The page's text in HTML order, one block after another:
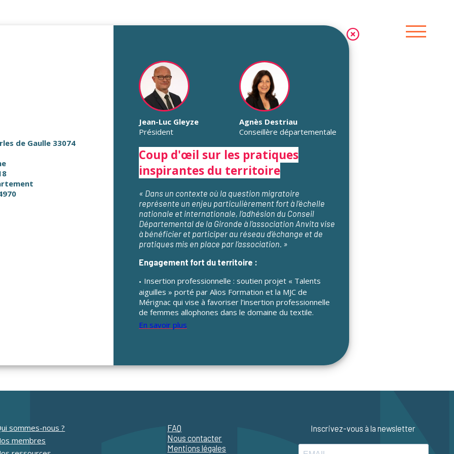
de Gaulle 33074
Jean-Luc Gleyze
Président
Agnès Destriau
Conseillère départementale
Coup d'œil sur les pratiques
inspirantes du territoire
« Dans un contexte où la question migratoire
représente un enjeu particulièrement fort à l’échelle
nationale et internationale, l’adhésion du Conseil
Départemental de la Gironde à l’association Anvita vise
à bénéficier et participer au réseau d’échange et de
pratiques mis en place par l’association. »
Engagement fort du territoire :
Insertion professionnelle : soutien projet « Talents
aiguilles » porté par Alios Formation et la MJC de
Mérignac qui vise à favoriser l’insertion professionnelle
de femmes allophones dans le domaine du textile.
En savoir plus
sommes-nous ?
membres
FAQ
Nous contacter
Mentions légales
Inscrivez-vous à la newsletter